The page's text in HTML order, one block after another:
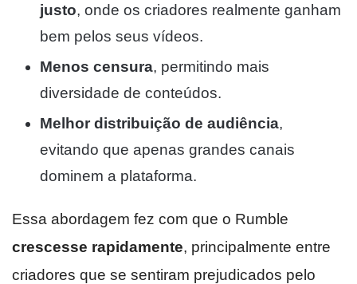
justo, onde os criadores realmente ganham
bem pelos seus vídeos.
Menos censura, permitindo mais
diversidade de conteúdos.
Melhor distribuição de audiência,
evitando que apenas grandes canais
dominem a plataforma.
Essa abordagem fez com que o Rumble
crescesse rapidamente, principalmente entre
criadores que se sentiram prejudicados pelo